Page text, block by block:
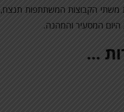
הקבוצות המשתתפות תנצח,
המסעיר והמהנה.
…